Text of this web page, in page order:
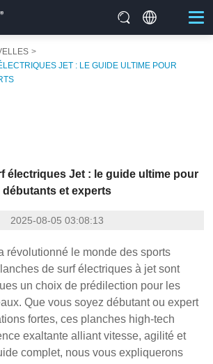
JET : LE GUIDE ULTIME POUR
électriques Jet : le guide ultime pour
débutants et experts
2025-08-05 03:08:13
révolutionné le monde des sports
de surf électriques à jet sont
un choix de prédilection pour les
Que vous soyez débutant ou expert
fortes, ces planches high-tech
exaltante alliant vitesse, agilité et
complet, nous vous expliquerons